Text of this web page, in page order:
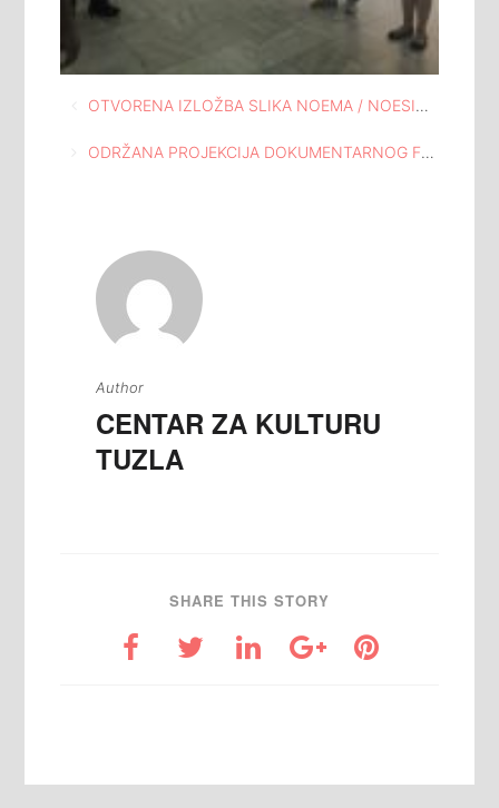
Navigacija
članaka
OTVORENA IZLOŽBA SLIKA NOEMA / NOESIS AUTORA VLADIMIRA TOMIĆA U KUĆI I ATELJEU ISMET MUJEZINOVIĆ TUZLA
ODRŽANA PROJEKCIJA DOKUMENTARNOG FILMA “PATKA” U KUĆI I ATELJEU ISMET MUJEZINOVIĆ TUZLA
Author
CENTAR ZA KULTURU
TUZLA
SHARE THIS STORY